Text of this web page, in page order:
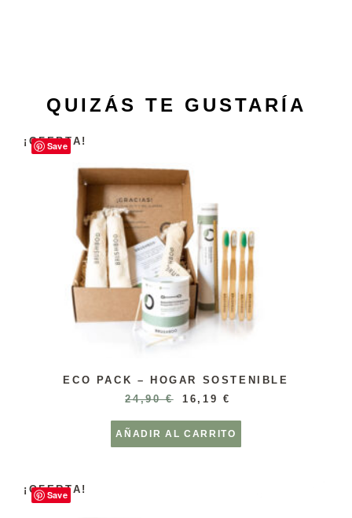
QUIZÁS TE GUSTARÍA
Save
¡OFERTA!
ECO PACK – HOGAR SOSTENIBLE
24,90€ 16,19 €
AÑADIR AL CARRITO
Save
¡OFERTA!